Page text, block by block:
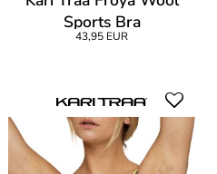
Sports Bra
43,95 EUR